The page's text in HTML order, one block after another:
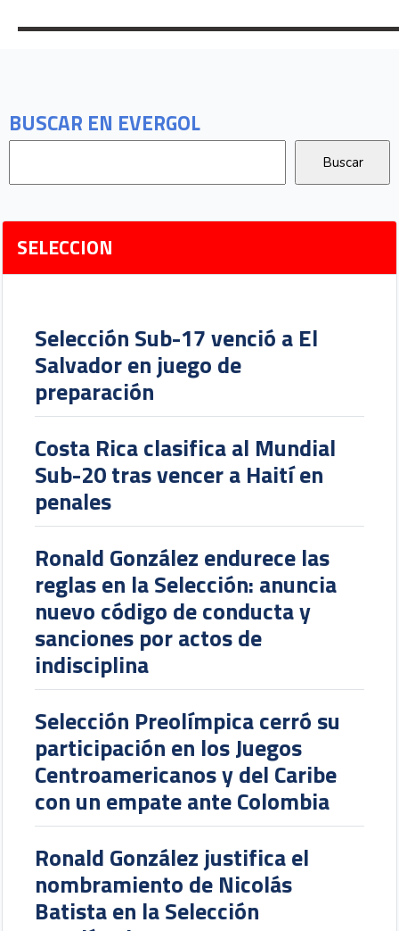
SELECCION
Selección Sub-17 venció a El
Salvador en juego de
preparación
Costa Rica clasifica al Mundial
Sub-20 tras vencer a Haití en
penales
Ronald González endurece las
reglas en la Selección: anuncia
nuevo código de conducta y
sanciones por actos de
indisciplina
Selección Preolímpica cerró su
participación en los Juegos
Centroamericanos y del Caribe
con un empate ante Colombia
Marvin Loría vuelve a ser